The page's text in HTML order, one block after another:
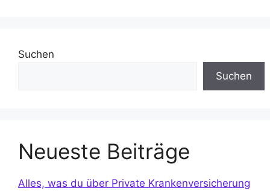
Suchen
Suchen
Neueste Beiträge
Alles, was du über Private Krankenversicherung